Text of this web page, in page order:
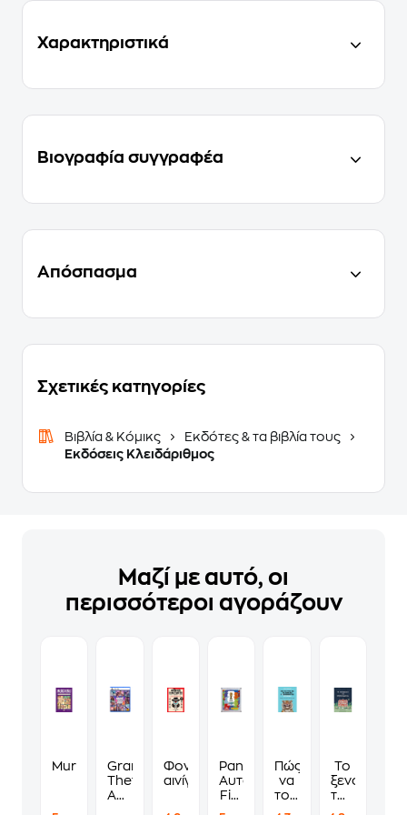
Χαρακτηριστικά
Βιογραφία συγγραφέα
Απόσπασμα
Σχετικές κατηγορίες
Βιβλία & Κόμικς
Εκδότες & τα βιβλία τους
Εκδόσεις Κλειδάριθμος
Μαζί με αυτό, οι
περισσότεροι αγοράζουν
MurdokuGrand
Theft
Auto
Φονικά
αινίγματα
Panini
Αυτοκόλλητα
Fifa
Πώς
να
τους
Το
ξενοδοχείο
των